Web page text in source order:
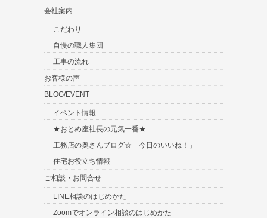
会社案内
こだわり
自慢の職人集団
工事の流れ
お客様の声
BLOG/EVENT
イベント情報
★おとめ座社長の元気一番★
工務店の奥さんブログ☆「今日のいいね！」
住宅お役立ち情報
ご相談・お問合せ
LINE相談のはじめかた
Zoomでオンライン相談のはじめかた